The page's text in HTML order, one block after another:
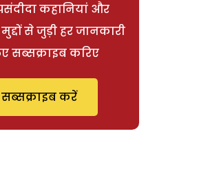
कहानियां और
से जुड़ी हर जानकारी
सब्सक्राइब करिए
सब्सक्राइब करें